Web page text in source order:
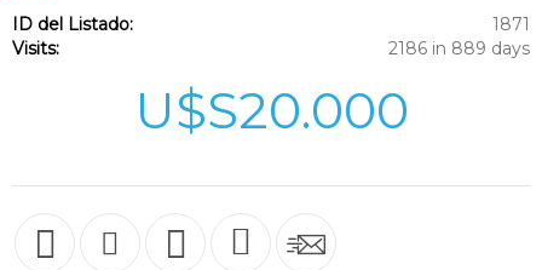
ID del Listado:
1871
Visits:
2186 in 889 days
U$S20.000